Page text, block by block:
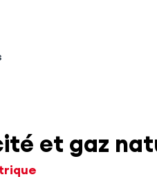
et gaz